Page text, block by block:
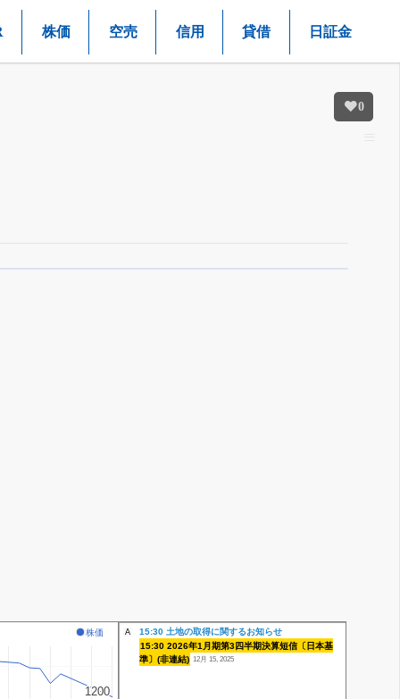
株価 空売 信用 貸借 日証金
0
株価
1200
1200
A
15:30 土地の取得に関するお知らせ
15:30 2026年1月期第3四半期決算短信〔日本基
準〕(非連結) 12月 15, 2025